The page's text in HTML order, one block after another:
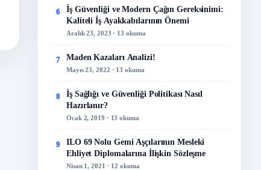
6
İş Güvenliği ve Modern Çağın Gereksinimi:
Kaliteli İş Ayakkabılarının Önemi
Aralık 23, 2023 · 13 okuma
7 Maden Kazaları Analizi!
Mayıs 23, 2022 · 13 okuma
8
İş Sağlığı ve Güvenliği Politikası Nasıl
Hazırlanır?
Ocak 2, 2019 · 13 okuma
9
ILO 69 Nolu Gemi Aşçılarının Mesleki
Ehliyet Diplomalarına İlişkin Sözleşme
Nisan 1, 2021 · 12 okuma